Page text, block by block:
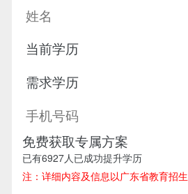
免费获取专属方案
已有6927人已成功提升学历
注：详细内容及信息以广东省教育招